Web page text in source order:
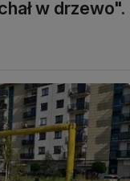
w drzewo".